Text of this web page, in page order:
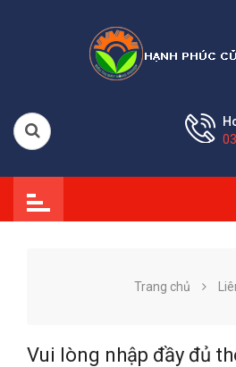
Trang chủ
Vui lòng nhập đầy đủ